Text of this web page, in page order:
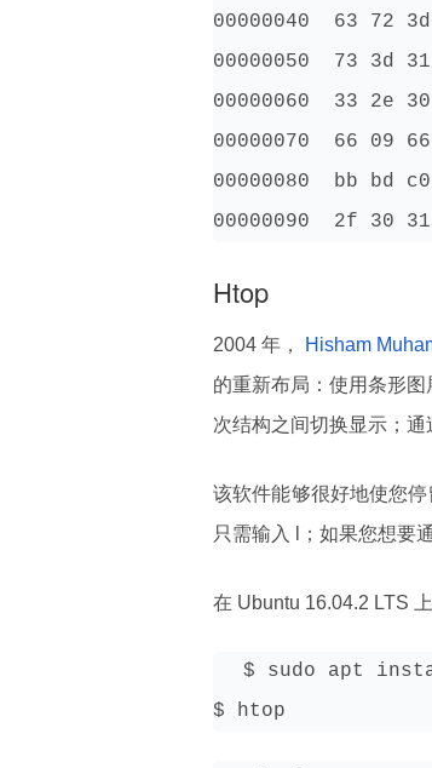
00000040  63 72
00000050  73 3d
00000060  33 2e
00000070  66 09
00000080  bb
00000090  2f 30
Htop
2004 年， Hisham
的重新布局：使用条形
次结构之间切换显示；通
该软件能够很好地使您
只需输入 l；如果您想要
在 Ubuntu 16.04.2 LTS
$ sudo apt
$ htop